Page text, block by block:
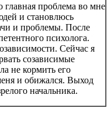
проблема во мне
и становлюсь
и проблемы. После
психолога.
Сейчас я
созависимые
не кормить его
и обижался. Выход
начальника.